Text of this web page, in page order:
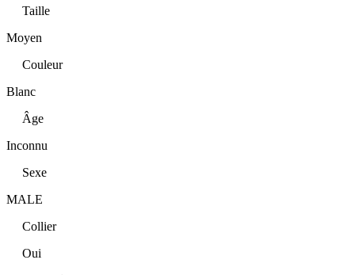
Taille
Moyen
Couleur
Blanc
Âge
Inconnu
Sexe
MALE
Collier
Oui